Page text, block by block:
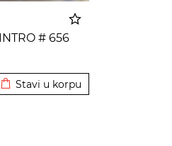
# 656
Stavi u korpu